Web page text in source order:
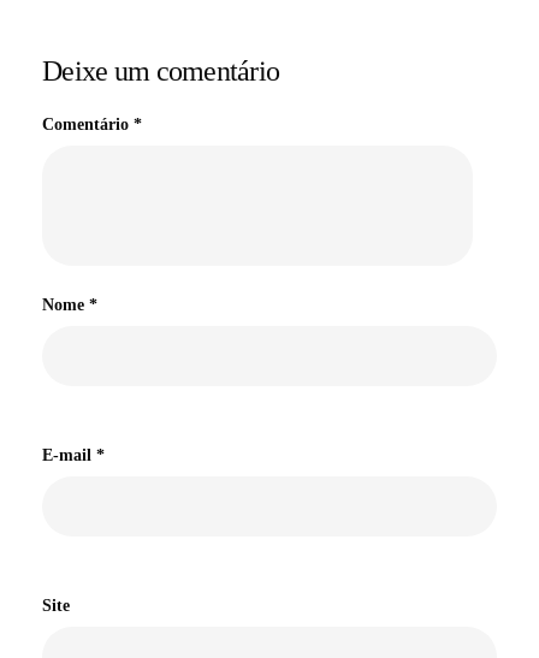
Deixe um comentário
Comentário *
Nome *
E-mail *
Site